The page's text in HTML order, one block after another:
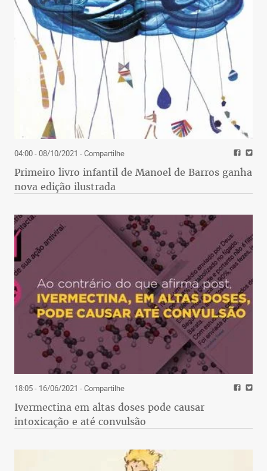
04:00 - 08/10/2021 - Compartilhe
Primeiro livro infantil de Manoel de Barros ganha
nova edição ilustrada
18:05 - 16/06/2021 - Compartilhe
Ivermectina em altas doses pode causar
intoxicação e até convulsão